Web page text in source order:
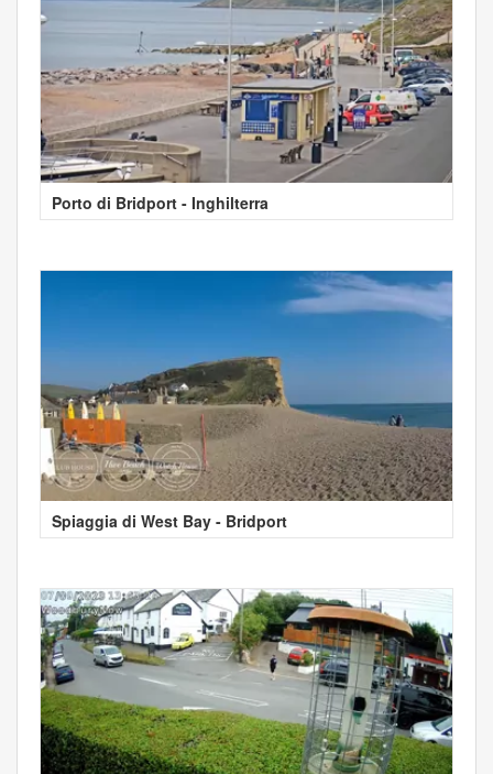
Porto di Bridport - Inghilterra
Spiaggia di West Bay - Bridport